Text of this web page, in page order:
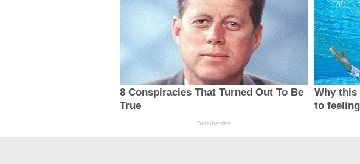
8 Conspiracies That Turned Out To Be
True
Brainberries
Why this
to